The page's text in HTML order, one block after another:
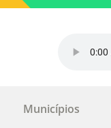
Municípios